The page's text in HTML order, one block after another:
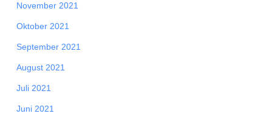
November 2021
Oktober 2021
September 2021
August 2021
Juli 2021
Juni 2021